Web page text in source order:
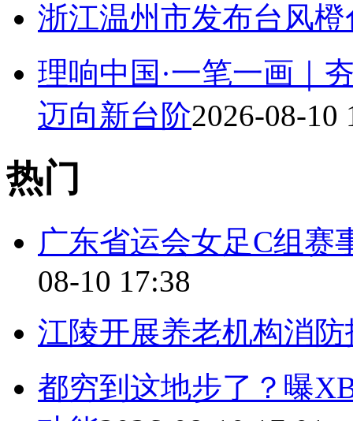
浙江温州市发布台风
理响中国·一笔一画｜
迈向新台阶2026-08-10
热门
广东省运会女足C组赛
08-10 17:38
江陵开展养老机构消
都穷到这地步了？曝